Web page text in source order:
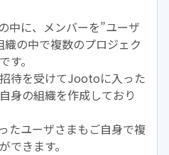
中に、メンバーを”ユーザ
の中で複数のプロジェク
す。
待を受けてJootoに入った
身の組織を作成しており
たユーザさまもご自身で複
できます。